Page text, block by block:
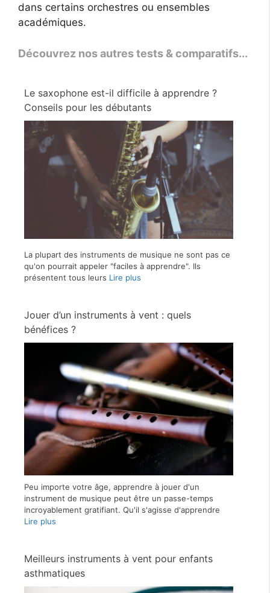
dans certains orchestres ou ensembles
académiques.
Découvrez nos autres tests & comparatifs...
Le saxophone est-il difficile à apprendre ?
Conseils pour les débutants
La plupart des instruments de musique ne sont pas ce
qu'on pourrait appeler "faciles à apprendre". Ils
présentent tous leurs Lire plus
Jouer d’un instruments à vent : quels
bénéfices ?
Peu importe votre âge, apprendre à jouer d'un
instrument de musique peut être un passe-temps
incroyablement gratifiant. Qu'il s'agisse d'apprendre
Lire plus
Meilleurs instruments à vent pour enfants
asthmatiques